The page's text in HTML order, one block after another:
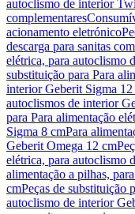
autoclismo de interior
complementares
acionamento eletrónico
descarga para sanitas
elétrica, para autoclismo
substituição para Para
interior Geberit Sigma 12
autoclismos de interior
para Para alimentação
Sigma 8 cmPara
Geberit Omega 12 cm
elétrica, para autoclismo
alimentação a pilhas,
cmPeças de substituição
autoclismo de interior